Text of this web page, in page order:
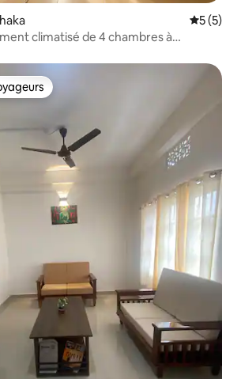
5 (5)
climatisé de 4 chambres à